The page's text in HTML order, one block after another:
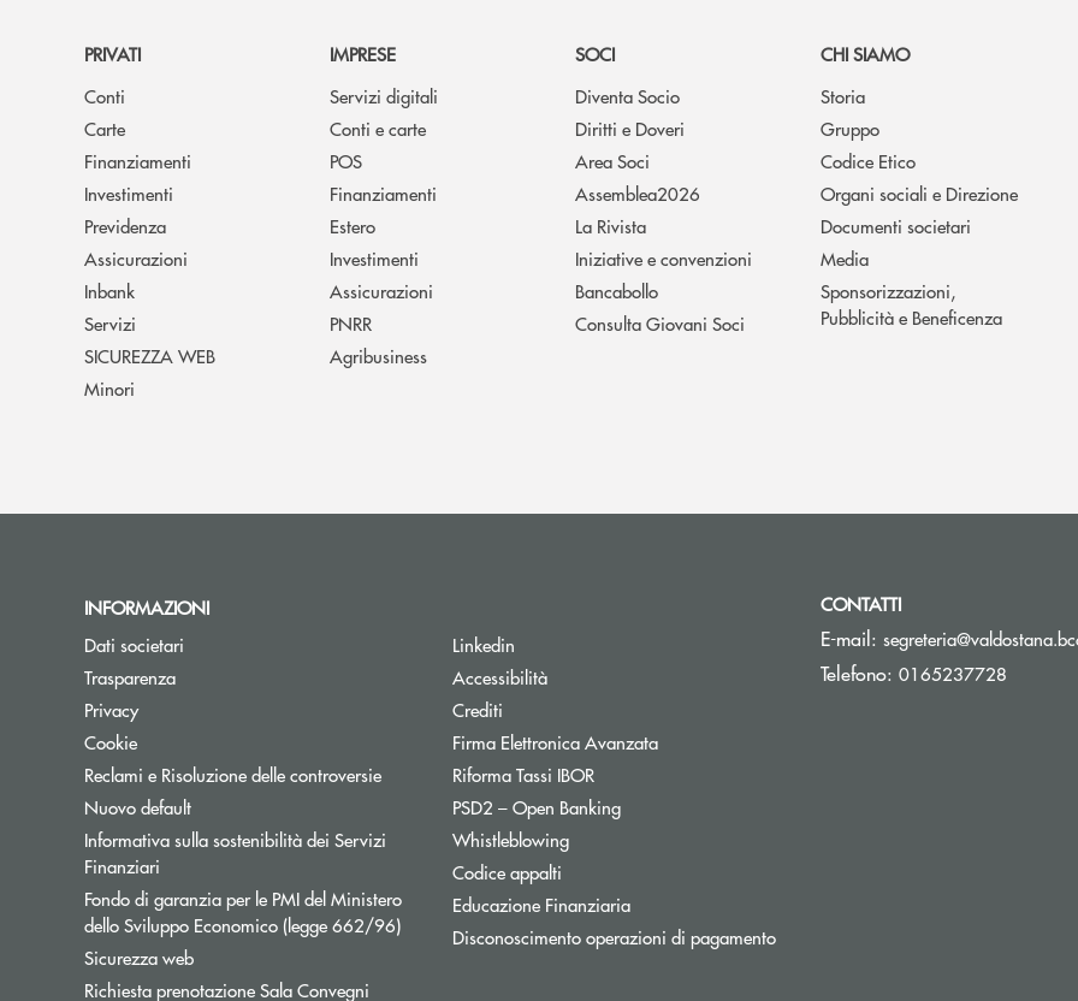
PRIVATI
Conti
Carte
Finanziamenti
Investimenti
Previdenza
Assicurazioni
Inbank
Servizi
SICUREZZA WEB
Minori
IMPRESE
Servizi digitali
Conti e carte
POS
Finanziamenti
Estero
Investimenti
Assicurazioni
PNRR
Agribusiness
SOCI
Diventa Socio
Diritti e Doveri
Area Soci
Assemblea2026
La Rivista
Iniziative e convenzioni
Bancabollo
Consulta Giovani Soci
CHI SIAMO
Storia
Gruppo
Codice Etico
Organi sociali e Direzione
Documenti societari
Media
Sponsorizzazioni,
Pubblicità e Beneficenza
INFORMAZIONI
Dati societari
Trasparenza
Privacy
Cookie
Reclami e Risoluzione delle controversie
Nuovo default
Informativa sulla sostenibilità dei Servizi
Finanziari
Fondo di garanzia per le PMI del Ministero
dello Sviluppo Economico (legge 662/96)Apre una nuova finestra
Sicurezza web
Richiesta prenotazione Sala Convegni
Linkedin
Accessibilità
Crediti
Firma Elettronica Avanzata
Riforma Tassi IBOR
PSD2 – Open Banking
Whistleblowing
Codice appalti
Educazione Finanziaria
Disconoscimento operazioni di pagamento
CONTATTI
E-mail:
Telefono: 0165237728